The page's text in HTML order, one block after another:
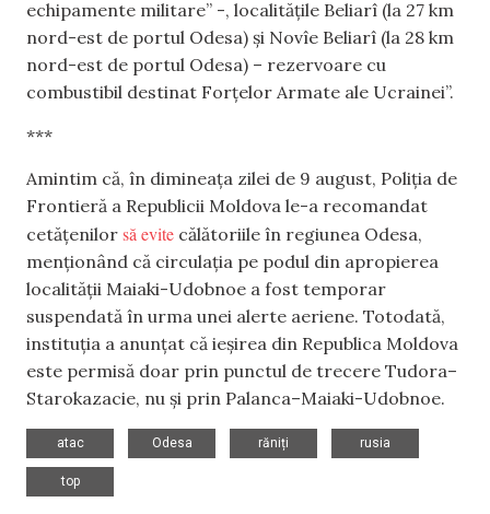
echipamente militare” -, localitățile Beliarî (la 27 km
nord-est de portul Odesa) și Novîe Beliarî (la 28 km
nord-est de portul Odesa) – rezervoare cu
combustibil destinat Forțelor Armate ale Ucrainei”.
***
Amintim că, în dimineața zilei de 9 august, Poliția de
Frontieră a Republicii Moldova le-a recomandat
cetățenilor să evite călătoriile în regiunea Odesa,
menționând că circulația pe podul din apropierea
localității Maiaki-Udobnoe a fost temporar
suspendată în urma unei alerte aeriene. Totodată,
instituția a anunțat că ieșirea din Republica Moldova
este permisă doar prin punctul de trecere Tudora–
Starokazacie, nu și prin Palanca–Maiaki-Udobnoe.
atac
Odesa
răniți
rusia
top